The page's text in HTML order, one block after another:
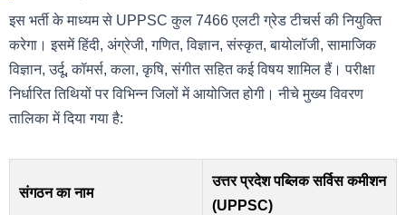
इस भर्ती के माध्यम से UPPSC कुल 7466 एलटी ग्रेड टीचर्स की नियुक्ति
करेगा। इसमें हिंदी, अंग्रेजी, गणित, विज्ञान, संस्कृत, बायोलॉजी, सामाजिक
विज्ञान, उर्दू, कॉमर्स, कला, कृषि, संगीत सहित कई विषय शामिल हैं। परीक्षा
निर्धारित तिथियों पर विभिन्न जिलों में आयोजित होगी। नीचे मुख्य विवरण
तालिका में दिया गया है:
संगठन का नाम
उत्तर प्रदेश पब्लिक सर्विस कमीशन
(UPPSC)